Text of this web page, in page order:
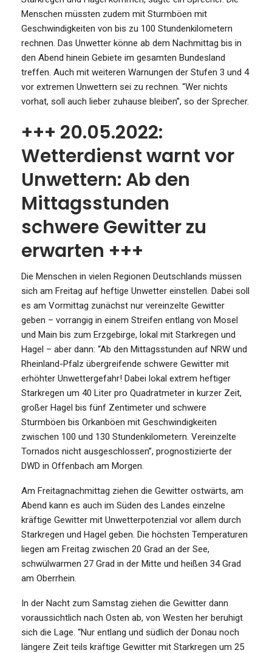
Menschen müssten zudem mit Sturmböen mit
Geschwindigkeiten von bis zu 100 Stundenkilometern
rechnen. Das Unwetter könne ab dem Nachmittag bis in
den Abend hinein Gebiete im gesamten Bundesland
treffen. Auch mit weiteren Warnungen der Stufen 3 und 4
vor extremen Unwettern sei zu rechnen. “Wer nichts
vorhat, soll auch lieber zuhause bleiben”, so der Sprecher.
+++ 20.05.2022:
Wetterdienst warnt vor
Unwettern: Ab den
Mittagsstunden
schwere Gewitter zu
erwarten +++
Die Menschen in vielen Regionen Deutschlands müssen
sich am Freitag auf heftige Unwetter einstellen. Dabei soll
es am Vormittag zunächst nur vereinzelte Gewitter
geben – vorrangig in einem Streifen entlang von Mosel
und Main bis zum Erzgebirge, lokal mit Starkregen und
Hagel – aber dann: “Ab den Mittagsstunden auf NRW und
Rheinland-Pfalz übergreifende schwere Gewitter mit
erhöhter Unwettergefahr! Dabei lokal extrem heftiger
Starkregen um 40 Liter pro Quadratmeter in kurzer Zeit,
großer Hagel bis fünf Zentimeter und schwere
Sturmböen bis Orkanböen mit Geschwindigkeiten
zwischen 100 und 130 Stundenkilometern. Vereinzelte
Tornados nicht ausgeschlossen”, prognostizierte der
DWD in Offenbach am Morgen.
Am Freitagnachmittag ziehen die Gewitter ostwärts, am
Abend kann es auch im Süden des Landes einzelne
kräftige Gewitter mit Unwetterpotenzial vor allem durch
Starkregen und Hagel geben. Die höchsten Temperaturen
liegen am Freitag zwischen 20 Grad an der See,
schwülwarmen 27 Grad in der Mitte und heißen 34 Grad
am Oberrhein.
In der Nacht zum Samstag ziehen die Gewitter dann
voraussichtlich nach Osten ab, von Westen her beruhigt
sich die Lage. “Nur entlang und südlich der Donau noch
längere Zeit teils kräftige Gewitter mit Starkregen um 25